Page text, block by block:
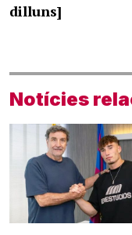
dilluns]
Notícies